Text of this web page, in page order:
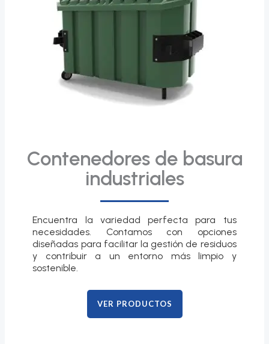
Contenedores de basura
industriales
Encuentra la variedad perfecta para tus
necesidades. Contamos con opciones
diseñadas para facilitar la gestión de residuos
y contribuir a un entorno más limpio y
sostenible.
VER PRODUCTOS